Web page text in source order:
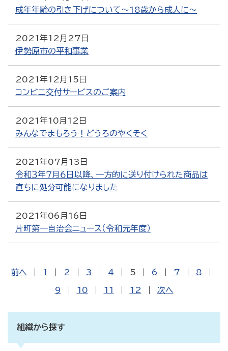
成年年齢の引き下げについて～18歳から成人に～
2021年12月27日
伊勢原市の平和事業
2021年12月15日
コンビニ交付サービスのご案内
2021年10月12日
みんなでまもろう！どうろのやくそく
2021年07月13日
令和３年７月６日以降、一方的に送り付けられた商品は
直ちに処分可能になりました
2021年06月16日
片町第一自治会ニュース（令和元年度）
前へ 1 2 3 4 5 6 7 8
9 10 11 12 次へ
組織から探す